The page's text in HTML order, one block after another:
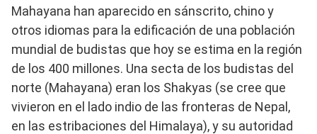
Mahayana han aparecido en sánscrito, chino y
otros idiomas para la edificación de una población
mundial de budistas que hoy se estima en la región
de los 400 millones. Una secta de los budistas del
norte (Mahayana) eran los Shakyas (se cree que
vivieron en el lado indio de las fronteras de Nepal,
en las estribaciones del Himalaya), y su autoridad